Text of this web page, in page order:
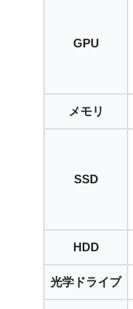
GPU
メモリ
SSD
HDD
光学ドライブ